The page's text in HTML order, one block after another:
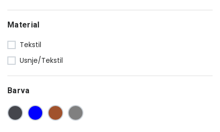
Material
Tekstil
Usnje/Tekstil
Barva